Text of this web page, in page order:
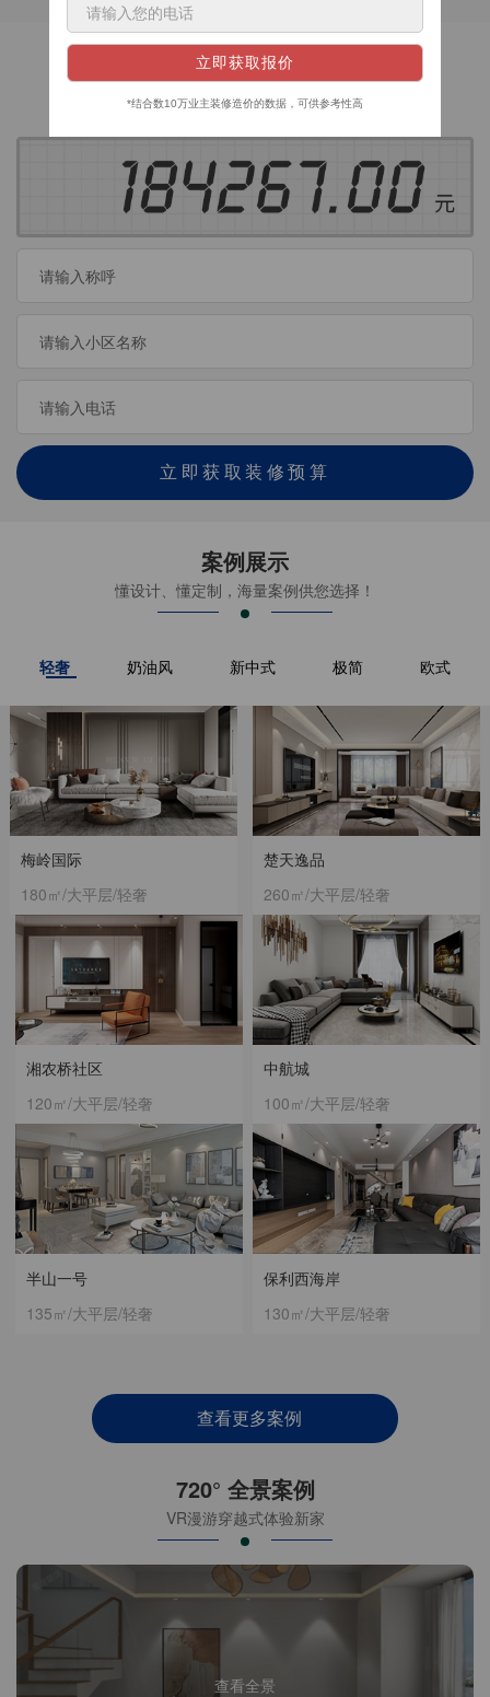
获取装修预算
立即获取装修预算
案例展示
懂设计、懂定制，海量案例供您选择！
轻奢 奶油风 新中式 极简 欧式
梅岭国际
180㎡/大平层/轻奢
楚天逸品
260㎡/大平层/轻奢
中航城
100㎡/大平层/轻奢
湘农桥社区
120㎡/大平层/轻奢
保利西海岸
130㎡/大平层/轻奢
半山一号
135㎡/大平层/轻奢
查看更多案例
720° 全景案例
VR漫游穿越式体验新家
查看全景